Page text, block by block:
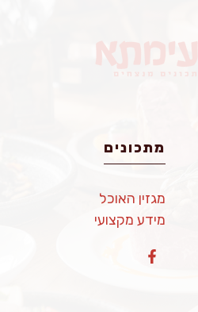
מתכונים
מגזין האוכל
מידע מקצועי